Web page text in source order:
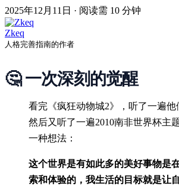
2025年12月11日 · 阅读需 10 分钟
Zkeq
人格完善指南的作者
🤔 一次深刻的觉醒
看完《疯狂动物城2》，听了一遍他
然后又听了一遍2010南非世界杯主
一种想法：
这个世界是有如此多的美好事物是
索和体验的，我生活的目标就是让